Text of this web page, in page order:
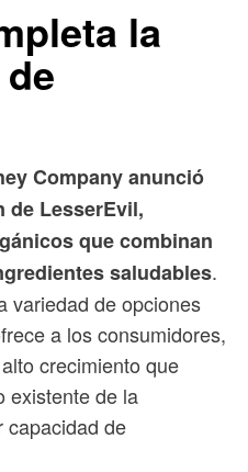
la
Company anunció
de LesserEvil,
que combinan
saludables.
variedad de opciones
a los consumidores,
crecimiento que
existente de la
capacidad de